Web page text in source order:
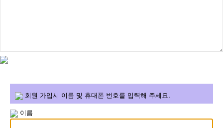
회원 가입시 이름 및 휴대폰 번호를 입력해 주세요.
이름